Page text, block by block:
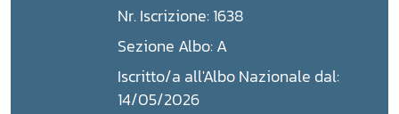
Nr. Iscrizione: 1638
Sezione Albo: A
Iscritto/a all'Albo Nazionale dal:
14/05/2026